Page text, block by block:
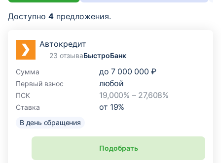
Доступно 4 предложения.
Автокредит
23 отзываБыстроБанк
Сумма
до 7 000 000 ₽
Первый взнос любой
ПСК 19,000% – 27,608%
Ставка от 19%
В день обращения
Подобрать